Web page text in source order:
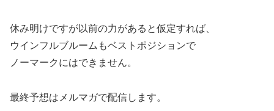
休み明けですが以前の力があると仮定すれば、
ウインフルブルームもベストポジションで
ノーマークにはできません。
最終予想はメルマガで配信します。